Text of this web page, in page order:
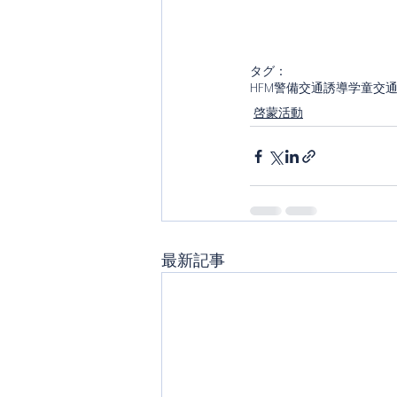
タグ：
HFM警備交通誘導学童交
啓蒙活動
最新記事